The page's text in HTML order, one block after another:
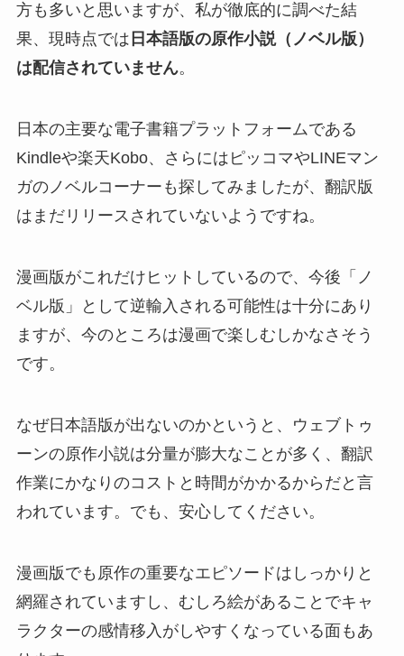
方も多いと思いますが、私が徹底的に調べた結
果、現時点では 日本語版の原作小説（ノベル版）
は配信されていません。
日本の主要な電子書籍プラットフォームである
Kindleや楽天Kobo、さらにはピッコマやLINEマン
ガのノベルコーナーも探してみましたが、翻訳版
はまだリリースされていないようですね。
漫画版がこれだけヒットしているので、今後「ノ
ベル版」として逆輸入される可能性は十分にあり
ますが、今のところは漫画で楽しむしかなさそう
です。
なぜ日本語版が出ないのかというと、ウェブトゥ
ーンの原作小説は分量が膨大なことが多く、翻訳
作業にかなりのコストと時間がかかるからだと言
われています。でも、安心してください。
漫画版でも原作の重要なエピソードはしっかりと
網羅されていますし、むしろ絵があることでキャ
ラクターの感情移入がしやすくなっている面もあ